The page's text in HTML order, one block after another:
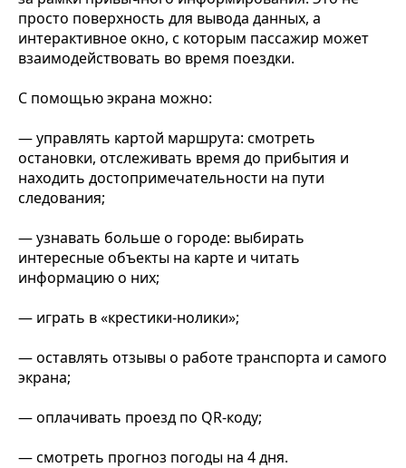
просто поверхность для вывода данных, а
интерактивное окно, с которым пассажир может
взаимодействовать во время поездки.
С помощью экрана можно:
— управлять картой маршрута: смотреть
остановки, отслеживать время до прибытия и
находить достопримечательности на пути
следования;
— узнавать больше о городе: выбирать
интересные объекты на карте и читать
информацию о них;
— играть в «крестики-нолики»;
— оставлять отзывы о работе транспорта и самого
экрана;
— оплачивать проезд по QR-коду;
— смотреть прогноз погоды на 4 дня.